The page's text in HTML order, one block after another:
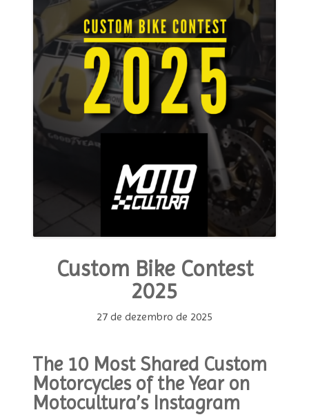
MODA E ESTILO
OPINIÃO
CONTATO
PODCAST
Custom Bike Contest
2025
27 de dezembro de 2025
The 10 Most Shared Custom
Motorcycles of the Year on
Motocultura’s Instagram